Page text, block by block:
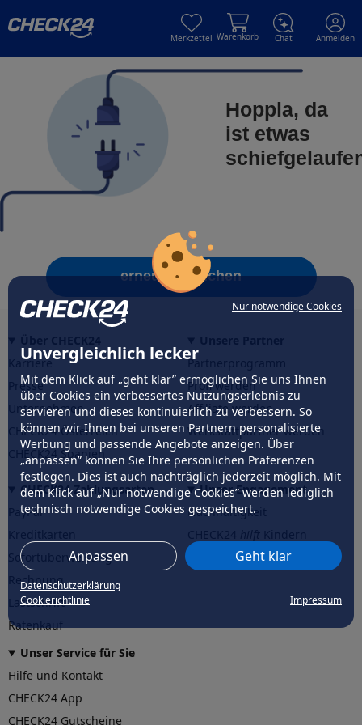
Nur notwendige Cookies
Unvergleichlich lecker
Mit dem Klick auf „geht klar” ermöglichen Sie uns Ihnen
über Cookies ein verbessertes Nutzungserlebnis zu
servieren und dieses kontinuierlich zu verbessern. So
können wir Ihnen bei unseren Partnern personalisierte
Werbung und passende Angebote anzeigen. Über
„anpassen” können Sie Ihre persönlichen Präferenzen
festlegen. Dies ist auch nachträglich jederzeit möglich. Mit
dem Klick auf „Nur notwendige Cookies” werden lediglich
technisch notwendige Cookies gespeichert.
Anpassen Geht klar
Datenschutzerklärung
Cookierichtlinie
Impressum
Merkzettel Warenkorb Chat Anmelden
Hoppla, da
ist etwas
erneut versuchen
Karriere
Presse
Unternehmen
CHECK24 Österreich
CHECK24 Spanien
Partnerprogramm
Profi werden
Affiliate werden
Werkstattpartner werden
CHECK24 Zahlungsarten
PayPal
Sofortüberweisung
Rechnung
Lastschrift
Ratenkauf
Unser Engagement
Nachhaltigkeit
CHECK24hilftder Natur
Unser Service für Sie
Hilfe und Kontakt
CHECK24 App
CHECK24 Gutscheine